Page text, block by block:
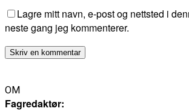
Lagre mitt navn, e-post og nettsted i
neste gang jeg kommenterer.
OM
Fagredaktør: